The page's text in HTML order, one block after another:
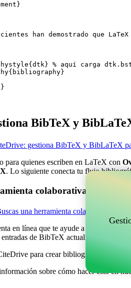
}
han demostrado que
{dtk} % aquí carga
{bibliography}
}
BibTeX y
gestiona BibTeX y BibLaTeX
para quienes escriben en LaTeX con
. Lo siguiente conecta tu flujo
colaborativa en línea
una herramienta colaborativa en
en línea que te ayude a gestionar
de BibTeX actualizadas en tu
para crear bibliografías y citas
sobre cómo hacer esto en